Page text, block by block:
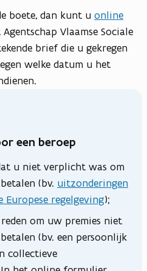
boete, dan kunt u online
Vlaamse Sociale
brief die u gekregen
welke datum u het
een beroep
u niet verplicht was om
(bv. uitzonderingen
regelgeving);
om uw premies niet
(bv. een persoonlijk
collectieve